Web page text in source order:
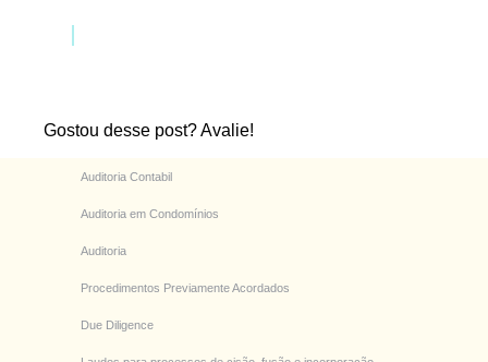
Gostou desse post? Avalie!
Auditoria Contabil
Auditoria em Condomínios
Auditoria
Procedimentos Previamente Acordados
Due Diligence